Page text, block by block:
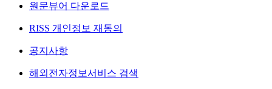
원문뷰어 다운로드
RISS 개인정보 재동의
공지사항
해외전자정보서비스 검색